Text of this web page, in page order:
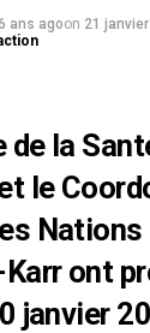
ans agoon 21 janvier
la
le
Nations
ont
janvier